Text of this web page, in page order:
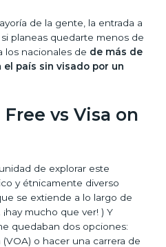
de la gente, la entrada a
planeas quedarte menos de
los nacionales de de más de
el país sin visado por un
vs Visa on
de explorar este
y étnicamente diverso
se extiende a lo largo de
mucho que ver! ) Y
quedaban dos opciones:
o hacer una carrera de